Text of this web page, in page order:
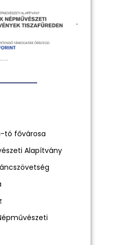
tó fővárosa
Alapítvány